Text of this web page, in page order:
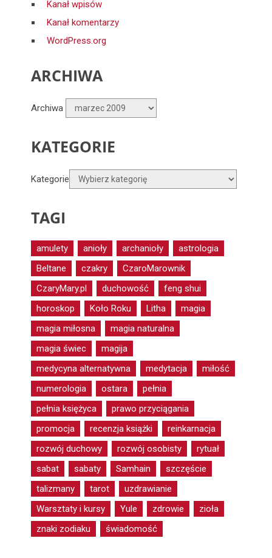
Kanał wpisów
Kanał komentarzy
WordPress.org
ARCHIWA
Archiwa
KATEGORIE
Kategorie
TAGI
amulety anioły archanioły
astrologia
Beltane
czakry
CzaroMarownik
CzaryMary.pl
duchowość
feng shui
horoskop
Koło Roku Litha
magia
magia miłosna
magia naturalna
magia świec
magija
medycyna alternatywna
medytacja
miłość
numerologia
ostara
pełnia
pełnia księżyca
prawo przyciągania
promocja
recenzja książki
reinkarnacja
rozwój duchowy
rozwój osobisty
rytuał
sabat
sabaty Samhain
szczęście
talizmany
tarot
uzdrawianie
Warsztaty i kursy
Yule zdrowie
zioła
znaki zodiaku
świadomość